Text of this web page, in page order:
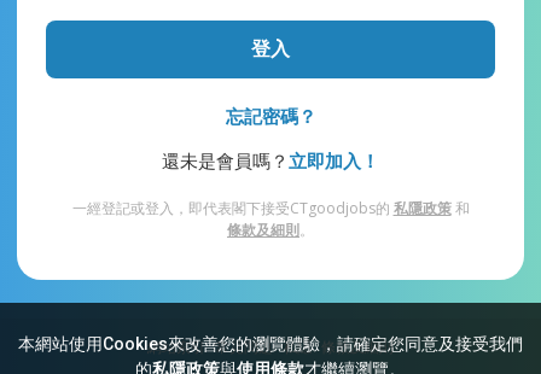
本網站使用Cookies來改善您的瀏覽體驗，請確定您同意及接受我們
的私隱政策與使用條款才繼續瀏覽。
登入
忘記密碼？
還未是會員嗎？ 立即加入！
一經登記或登入，即代表閣下接受CTgoodjobs的 私隱政策和
條款及細則。
網站索引 常見問題 私隱 條款及細則